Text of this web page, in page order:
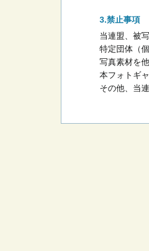
禁止事項
当連盟、被
特定団体（
写真素材を
本フォトギ
その他、当